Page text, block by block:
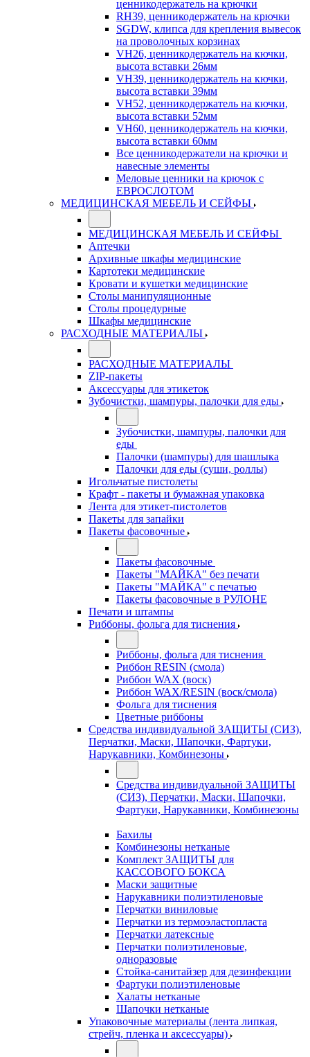
ценникодержатель на крючки
RH39, ценникодержатель на крючки
SGDW, клипса для крепления вывесок
на проволочных корзинах
VH26, ценникодержатель на кючки,
высота вставки 26мм
VH39, ценникодержатель на кючки,
высота вставки 39мм
VH52, ценникодержатель на кючки,
высота вставки 52мм
VH60, ценникодержатель на кючки,
высота вставки 60мм
Все ценникодержатели на крючки и
навесные элементы
Меловые ценники на крючок с
ЕВРОСЛОТОМ
МЕДИЦИНСКАЯ МЕБЕЛЬ И СЕЙФЫ
МЕДИЦИНСКАЯ МЕБЕЛЬ И СЕЙФЫ
Аптечки
Архивные шкафы медицинские
Картотеки медицинские
Кровати и кушетки медицинские
Столы манипуляционные
Столы процедурные
Шкафы медицинские
РАСХОДНЫЕ МАТЕРИАЛЫ
РАСХОДНЫЕ МАТЕРИАЛЫ
ZIP-пакеты
Аксессуары для этикеток
Зубочистки, шампуры, палочки для еды
Зубочистки, шампуры, палочки для
еды
Палочки (шампуры) для шашлыка
Палочки для еды (суши, роллы)
Игольчатые пистолеты
Крафт - пакеты и бумажная упаковка
Лента для этикет-пистолетов
Пакеты для запайки
Пакеты фасовочные
Пакеты фасовочные
Пакеты "МАЙКА" без печати
Пакеты "МАЙКА" с печатью
Пакеты фасовочные в РУЛОНЕ
Печати и штампы
Риббоны, фольга для тиснения
Риббоны, фольга для тиснения
Риббон RESIN (смола)
Риббон WAX (воск)
Риббон WAX/RESIN (воск/смола)
Фольга для тиснения
Цветные риббоны
Средства индивидуальной ЗАЩИТЫ (СИЗ),
Перчатки, Маски, Шапочки, Фартуки,
Нарукавники, Комбинезоны
Средства индивидуальной ЗАЩИТЫ
(СИЗ), Перчатки, Маски, Шапочки,
Фартуки, Нарукавники, Комбинезоны
Бахилы
Комбинезоны нетканые
Комплект ЗАЩИТЫ для
КАССОВОГО БОКСА
Маски защитные
Нарукавники полиэтиленовые
Перчатки виниловые
Перчатки из термоэластопласта
Перчатки латексные
Перчатки полиэтиленовые,
одноразовые
Стойка-санитайзер для дезинфекции
Фартуки полиэтиленовые
Халаты нетканые
Шапочки нетканые
Упаковочные материалы (лента липкая,
стрейч, пленка и аксессуары)